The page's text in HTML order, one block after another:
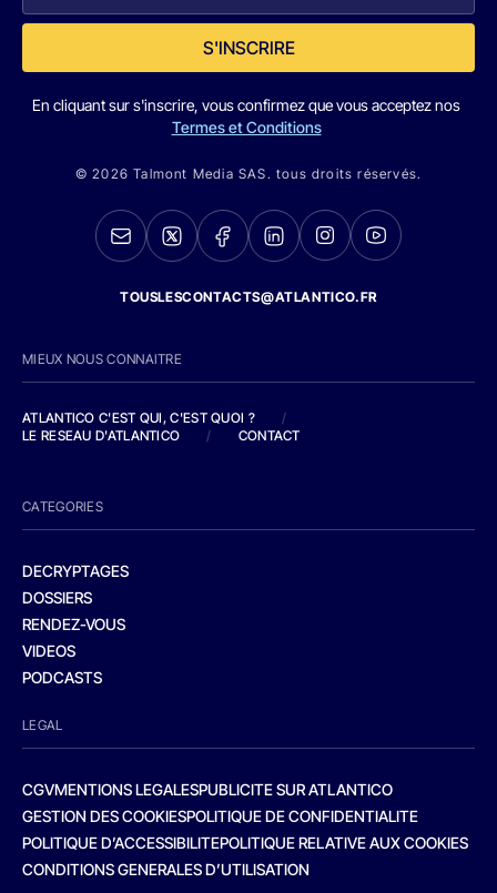
S'INSCRIRE
En cliquant sur s'inscrire, vous confirmez que vous acceptez nos
Termes et Conditions
© 2026 Talmont Media SAS. tous droits réservés.
TOUSLESCONTACTS@ATLANTICO.FR
MIEUX NOUS CONNAITRE
ATLANTICO C'EST QUI, C'EST QUOI ?
/
LE RESEAU D'ATLANTICO
/ CONTACT
CATEGORIES
DECRYPTAGES
DOSSIERS
RENDEZ-VOUS
VIDEOS
PODCASTS
LEGAL
CGVMENTIONS LEGALESPUBLICITE SUR ATLANTICO
GESTION DES COOKIESPOLITIQUE DE CONFIDENTIALITE
POLITIQUE D’ACCESSIBILITEPOLITIQUE RELATIVE AUX COOKIES
CONDITIONS GENERALES D’UTILISATION